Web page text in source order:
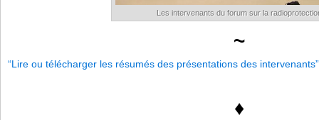
Les intervenants du forum sur la
~
“Lire ou télécharger les résumés des présentations des intervenants”
♦